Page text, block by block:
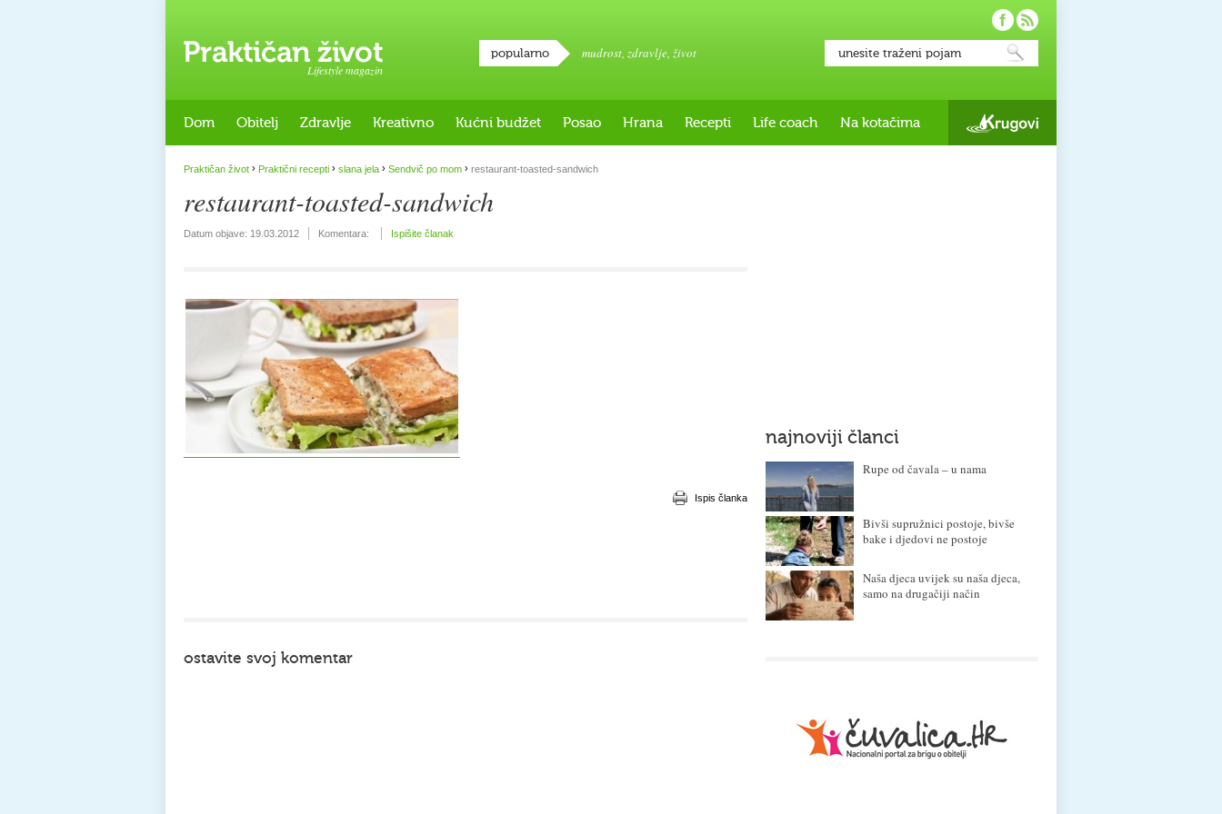
Lifestyle magazin
popularno mudrost, zdravlje, život
Dom Obitelj Zdravlje Kreativno Kućni budžet Posao Hrana Recepti Life coach Na kotačima
Praktičan život › Praktični recepti › slana jela › Sendvič po mom › restaurant-toasted-sandwich
restaurant-toasted-sandwich
Datum objave: 19.03.2012 Komentara: Ispišite članak
Ispis članka
ostavite svoj komentar
najnoviji članci
Rupe od čavala – u nama
Bivši supružnici postoje, bivše
bake i djedovi ne postoje
Naša djeca uvijek su naša djeca,
samo na drugačiji način